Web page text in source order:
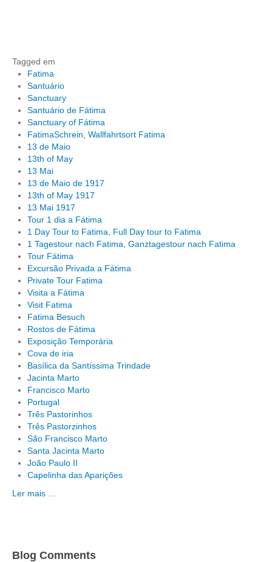
Tagged em
Fatima
Santuário
Sanctuary
Santuário de Fátima
Sanctuary of Fátima
FatimaSchrein, Wallfahrtsort Fatima
13 de Maio
13th of May
13 Mai
13 de Maio de 1917
13th of May 1917
13 Mai 1917
Tour 1 dia a Fátima
1 Day Tour to Fatima, Full Day tour to Fatima
1 Tagestour nach Fatima, Ganztagestour nach Fatima
Tour Fátima
Excursão Privada a Fátima
Private Tour Fatima
Visita a Fátima
Visit Fatima
Fatima Besuch
Rostos de Fátima
Exposição Temporária
Cova de iria
Basílica da Santíssima Trindade
Jacinta Marto
Francisco Marto
Portugal
Três Pastorinhos
Três Pastorzinhos
São Francisco Marto
Santa Jacinta Marto
João Paulo II
Capelinha das Aparições
Ler mais ...
Blog Comments